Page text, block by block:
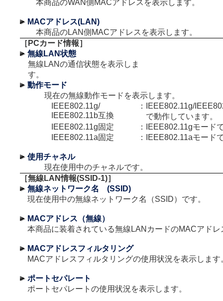
本商品のWAN側MACアドレスを表示します。
MACアドレス(LAN)
本商品のLAN側MACアドレスを表示します。
［PCカード情報］
無線LAN状態
無線LANの通信状態を表示しま
す。
動作モード
現在の無線動作モードを表示します。
IEEE802.11g/
IEEE802.11b互換
：
IEEE802.11g/
で動作しています。
IEEE802.11g固定
：
IEEE802.11gモード
IEEE802.11a固定
： IEEE802.11aモード
使用チャネル
現在使用中のチャネルです。
［無線LAN情報(SSID-1)］
無線ネットワーク名 (SSID)
現在使用中の無線ネットワーク名（SSID）です。
MACアドレス（無線）
本商品に装着されている無線LANカードのMACアドレ
MACアドレスフィルタリング
MACアドレスフィルタリングの使用状況を表示します
ポートセパレート
ポートセパレートの使用状況を表示します。